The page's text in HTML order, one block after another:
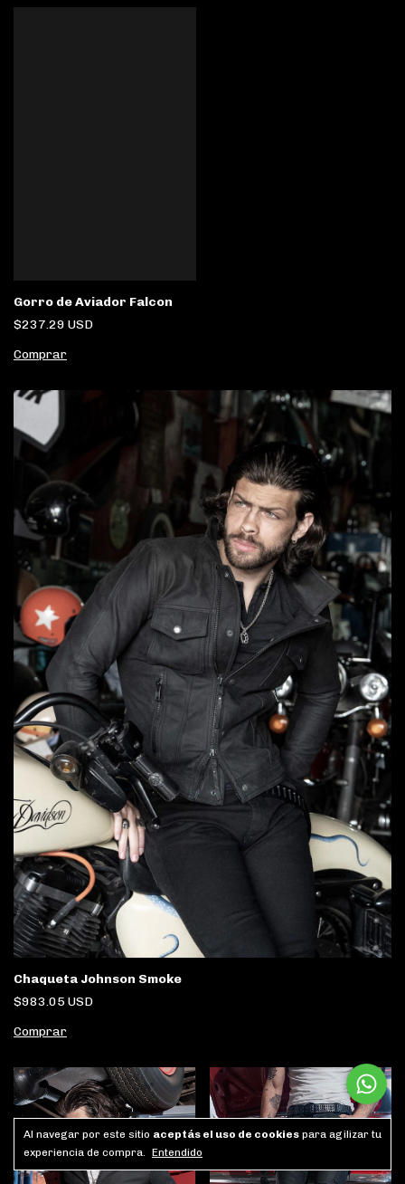
Al navegar por este sitio aceptás el uso de cookies para agilizar tu
experiencia de compra. Entendido
Gorro de Aviador Falcon
$237.29 USD
Chaqueta Johnson Smoke
$983.05 USD
Comprar